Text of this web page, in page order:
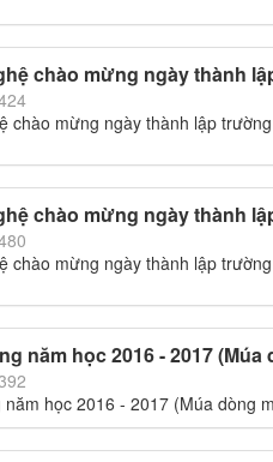
chào mừng ngày thành
chào mừng ngày thành lập
chào mừng ngày thành
chào mừng ngày thành lập
năm học 2016 - 2017
năm học 2016 - 2017 (Múa dòng